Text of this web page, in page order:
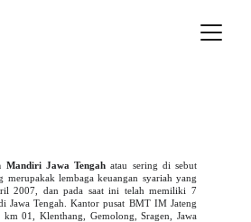
Jawa Tengah atau sering di sebut
merupakak lembaga keuangan syariah yang
2007, dan pada saat ini telah memiliki 7
Jawa Tengah. Kantor pusat BMT IM Jateng
01, Klenthang, Gemolong, Sragen, Jawa